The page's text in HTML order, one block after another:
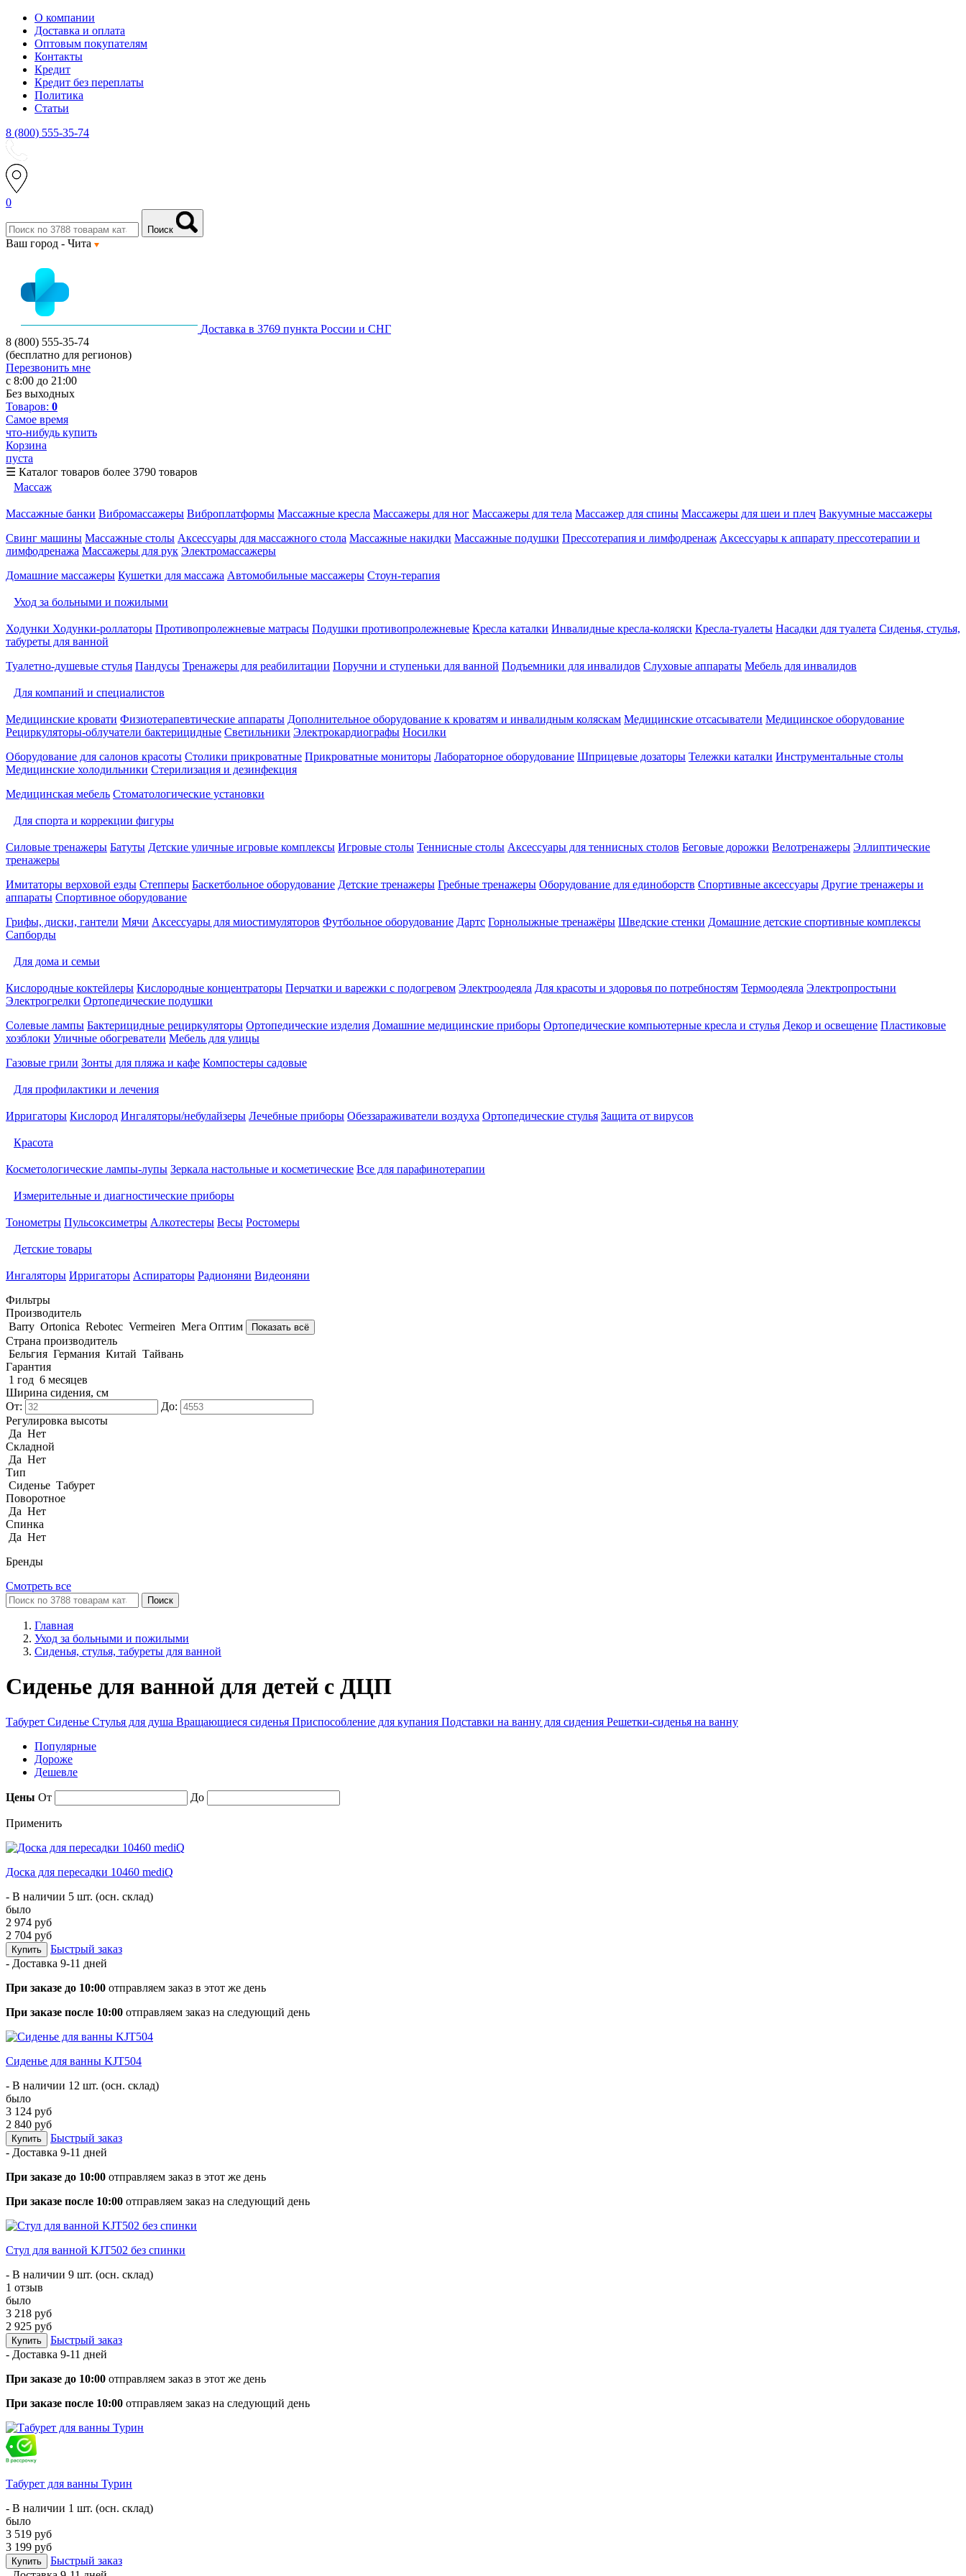
О компании
Доставка и оплата
Оптовым покупателям
Контакты
Кредит
Кредит без переплаты
Политика
Статьи
8 (800) 555-35-74
0
Поиск
Ваш город - Чита
Доставка в 3769 пункта России и СНГ
8 (800) 555-35-74
(бесплатно для регионов)
Перезвонить мне
с 8:00 до 21:00
Без выходных
Товаров: 0
Самое время
что-нибудь купить
Корзина
пуста
☰ Каталог товаров более 3790 товаров
Массаж
Массажные банки Вибромассажеры Виброплатформы Массажные кресла Массажеры для ног Массажеры для тела Массажер для спины Массажеры для шеи и плеч Вакуумные массажеры
Свинг машины Массажные столы Аксессуары для массажного стола Массажные накидки Массажные подушки Прессотерапия и лимфодренаж Аксессуары к аппарату прессотерапии и
лимфодренажа Массажеры для рук Электромассажеры
Домашние массажеры Кушетки для массажа Автомобильные массажеры Стоун-терапия
Уход за больными и пожилыми
Ходунки Ходунки-роллаторы Противопролежневые матрасы Подушки противопролежневые Кресла каталки Инвалидные кресла-коляски Кресла-туалеты Насадки для туалета Сиденья, стулья,
табуреты для ванной
Туалетно-душевые стулья Пандусы Тренажеры для реабилитации Поручни и ступеньки для ванной Подъемники для инвалидов Слуховые аппараты Мебель для инвалидов
Для компаний и специалистов
Медицинские кровати Физиотерапевтические аппараты Дополнительное оборудование к кроватям и инвалидным коляскам Медицинские отсасыватели Медицинское оборудование
Рециркуляторы-облучатели бактерицидные Светильники Электрокардиографы Носилки
Оборудование для салонов красоты Столики прикроватные Прикроватные мониторы Лабораторное оборудование Шприцевые дозаторы Тележки каталки Инструментальные столы
Медицинские холодильники Стерилизация и дезинфекция
Медицинская мебель Стоматологические установки
Для спорта и коррекции фигуры
Силовые тренажеры Батуты Детские уличные игровые комплексы Игровые столы Теннисные столы Аксессуары для теннисных столов Беговые дорожки Велотренажеры Эллиптические
тренажеры
Имитаторы верховой езды Степперы Баскетбольное оборудование Детские тренажеры Гребные тренажеры Оборудование для единоборств Спортивные аксессуары Другие тренажеры и
аппараты Спортивное оборудование
Грифы, диски, гантели Мячи Аксессуары для миостимуляторов Футбольное оборудование Дартс Горнолыжные тренажёры Шведские стенки Домашние детские спортивные комплексы
Сапборды
Для дома и семьи
Кислородные коктейлеры Кислородные концентраторы Перчатки и варежки с подогревом Электроодеяла Для красоты и здоровья по потребностям Термоодеяла Электропростыни
Электрогрелки Ортопедические подушки
Солевые лампы Бактерицидные рециркуляторы Ортопедические изделия Домашние медицинские приборы Ортопедические компьютерные кресла и стулья Декор и освещение Пластиковые
хозблоки Уличные обогреватели Мебель для улицы
Газовые грили Зонты для пляжа и кафе Компостеры садовые
Для профилактики и лечения
Ирригаторы Кислород Ингаляторы/небулайзеры Лечебные приборы Обеззараживатели воздуха Ортопедические стулья Защита от вирусов
Красота
Косметологические лампы-лупы Зеркала настольные и косметические Все для парафинотерапии
Измерительные и диагностические приборы
Тонометры Пульсоксиметры Алкотестеры Весы Ростомеры
Детские товары
Ингаляторы Ирригаторы Аспираторы Радионяни Видеоняни
Фильтры
Производитель
Barry Ortonica Rebotec Vermeiren Мега Оптим Показать всё
Страна производитель
Бельгия Германия Китай Тайвань
Гарантия
1 год 6 месяцев
Ширина сидения, см
От:
До:
Регулировка высоты
Да Нет
Складной
Да Нет
Тип
Сиденье Табурет
Поворотное
Да Нет
Спинка
Да Нет
Бренды
Смотреть все
Поиск
Главная
Уход за больными и пожилыми
Сиденья, стулья, табуреты для ванной
Сиденье для ванной для детей с ДЦП
Табурет Сиденье Стулья для душа Вращающиеся сиденья Приспособление для купания Подставки на ванну для сидения Решетки-сиденья на ванну
Популярные
Дороже
Дешевле
Цены От До
Применить
Доска для пересадки 10460 mediQ
- В наличии 5 шт. (осн. склад)
было
2 974 руб
2 704 руб
Купить
Быстрый заказ
- Доставка 9-11 дней
При заказе до 10:00 отправляем заказ в этот же день
При заказе после 10:00 отправляем заказ на следующий день
Cиденье для ванны KJT504
- В наличии 12 шт. (осн. склад)
было
3 124 руб
2 840 руб
Купить
Быстрый заказ
- Доставка 9-11 дней
При заказе до 10:00 отправляем заказ в этот же день
При заказе после 10:00 отправляем заказ на следующий день
Стул для ванной KJT502 без спинки
- В наличии 9 шт. (осн. склад)
1 отзыв
было
3 218 руб
2 925 руб
Купить
Быстрый заказ
- Доставка 9-11 дней
При заказе до 10:00 отправляем заказ в этот же день
При заказе после 10:00 отправляем заказ на следующий день
Табурет для ванны Турин
- В наличии 1 шт. (осн. склад)
было
3 519 руб
3 199 руб
Купить
Быстрый заказ